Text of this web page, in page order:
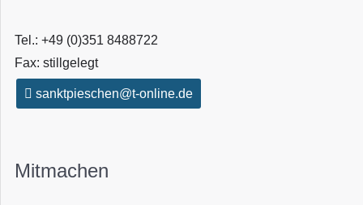
Tel.: +49 (0)351 8488722
Fax: stillgelegt
sanktpieschen@t-online.de
Mitmachen